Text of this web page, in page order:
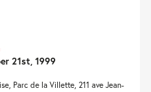
21st, 1999
Parc de la Villette, 211 ave Jean-